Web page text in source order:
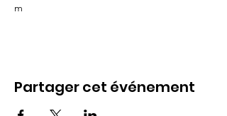
m
Partager cet événement